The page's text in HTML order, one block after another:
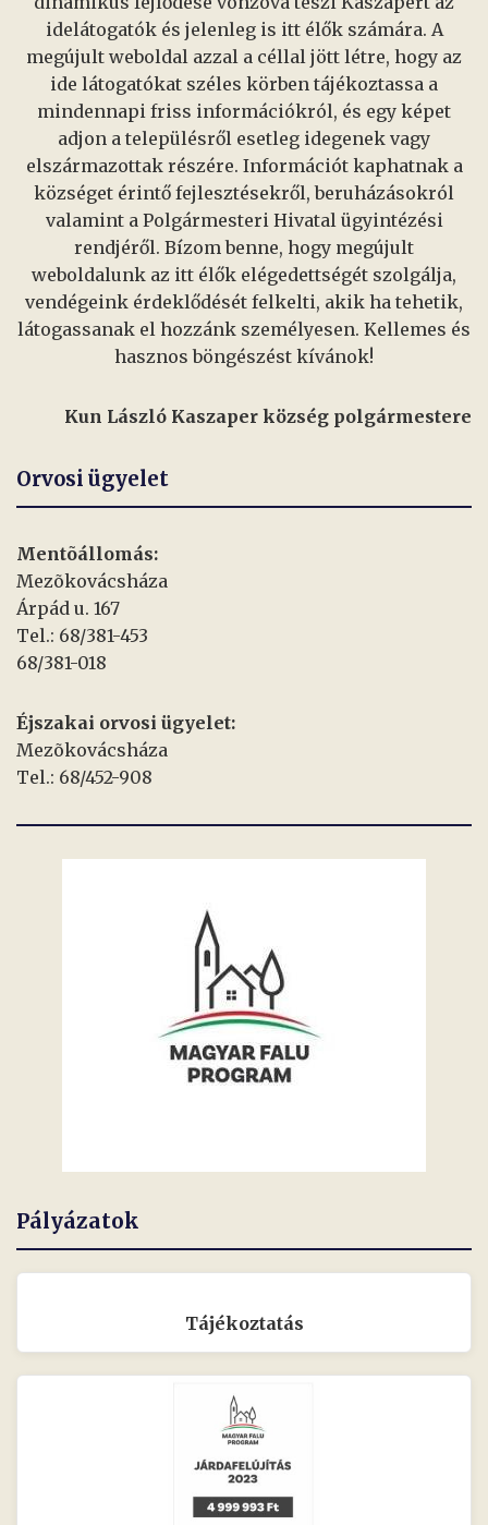
idelátogatók és jelenleg is itt élők számára. A
megújult weboldal azzal a céllal jött létre, hogy az
ide látogatókat széles körben tájékoztassa a
mindennapi friss információkról, és egy képet
adjon a településről esetleg idegenek vagy
elszármazottak részére. Információt kaphatnak a
községet érintő fejlesztésekről, beruházásokról
valamint a Polgármesteri Hivatal ügyintézési
rendjéről. Bízom benne, hogy megújult
weboldalunk az itt élők elégedettségét szolgálja,
vendégeink érdeklődését felkelti, akik ha tehetik,
látogassanak el hozzánk személyesen. Kellemes és
hasznos böngészést kívánok!
Kun László Kaszaper község polgármestere
Orvosi ügyelet
Mentõállomás:
Mezõkovácsháza
Árpád u. 167
Tel.: 68/381-453
68/381-018
Éjszakai orvosi ügyelet:
Mezõkovácsháza
Tel.: 68/452-908
Pályázatok
Tájékoztatás